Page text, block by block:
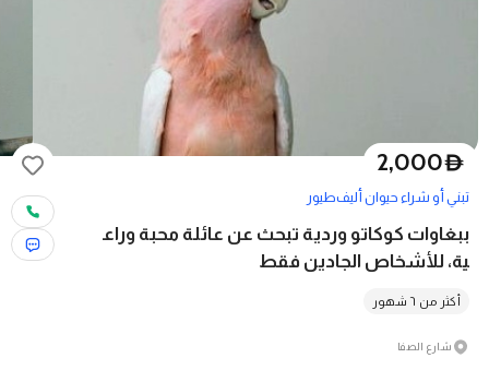
D
2,000
تبني أو شراء حيوان أليفطيور
ببغاوات كوكاتو وردية تبحث عن عائلة محبة وراع
ية، للأشخاص الجادين فقط
أكثر من ٦ شهور
شارع الصفا